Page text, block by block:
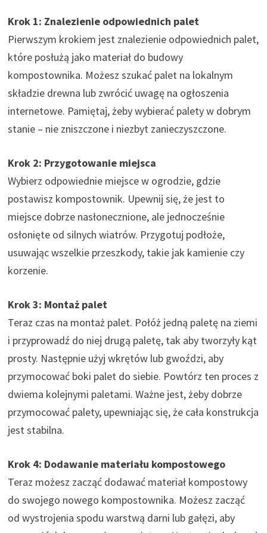
Krok 1: Znalezienie odpowiednich palet
Pierwszym krokiem jest znalezienie odpowiednich palet,
które posłużą jako materiał do budowy
kompostownika. Możesz szukać palet na lokalnym
składzie drewna lub zwrócić uwagę na ogłoszenia
internetowe. Pamiętaj, żeby wybierać palety w dobrym
stanie – nie zniszczone i niezbyt zanieczyszczone.
Krok 2: Przygotowanie miejsca
Wybierz odpowiednie miejsce w ogrodzie, gdzie
postawisz kompostownik. Upewnij się, że jest to
miejsce dobrze nasłonecznione, ale jednocześnie
osłonięte od silnych wiatrów. Przygotuj podłoże,
usuwając wszelkie przeszkody, takie jak kamienie czy
korzenie.
Krok 3: Montaż palet
Teraz czas na montaż palet. Połóż jedną paletę na ziemi
i przyprowadź do niej drugą paletę, tak aby tworzyły kąt
prosty. Następnie użyj wkrętów lub gwoździ, aby
przymocować boki palet do siebie. Powtórz ten proces z
dwiema kolejnymi paletami. Ważne jest, żeby dobrze
przymocować palety, upewniając się, że cała konstrukcja
jest stabilna.
Krok 4: Dodawanie materiału kompostowego
Teraz możesz zacząć dodawać materiał kompostowy
do swojego nowego kompostownika. Możesz zacząć
od wystrojenia spodu warstwą darni lub gałęzi, aby